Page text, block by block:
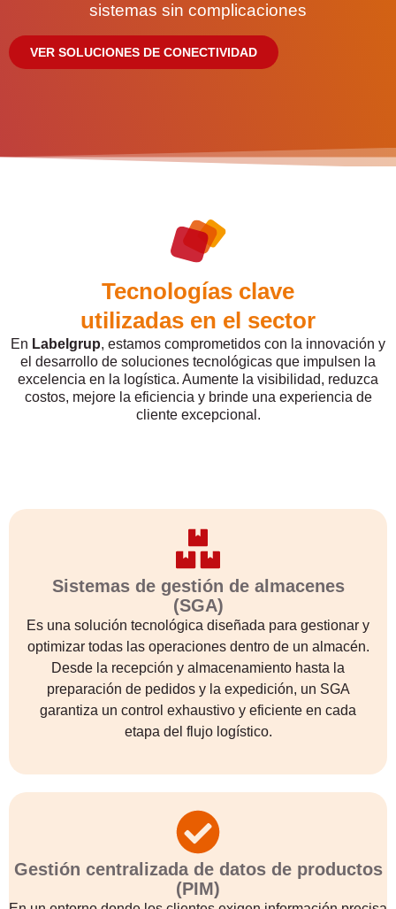
sistemas sin complicaciones
VER SOLUCIONES DE CONECTIVIDAD
Tecnologías clave
utilizadas en el sector
En Labelgrup, estamos comprometidos con la innovación y
el desarrollo de soluciones tecnológicas que impulsen la
excelencia en la logística. Aumente la visibilidad, reduzca
costos, mejore la eficiencia y brinde una experiencia de
cliente excepcional.
Sistemas de gestión de almacenes
(SGA)
Es una solución tecnológica diseñada para gestionar y
optimizar todas las operaciones dentro de un almacén.
Desde la recepción y almacenamiento hasta la
preparación de pedidos y la expedición, un SGA
garantiza un control exhaustivo y eficiente en cada
etapa del flujo logístico.
Gestión centralizada de datos de productos
(PIM)